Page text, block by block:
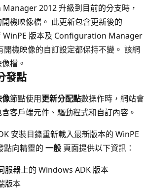
2012 升級到目前的分支時，
機映像檔。 此更新包含更新後的
WinPE 版本及 Configuration Manager
開機映像的自訂設定都保持不變。 該網
檔。
發點
像節點使用更新分配點數操作時，網站會
客戶端元件、驅動程式和自訂內容。
安裝目錄重新載入最新版本的 WinPE
點向精靈的 一般 頁面提供以下資訊：
服器上的 Windows ADK 版本
版本